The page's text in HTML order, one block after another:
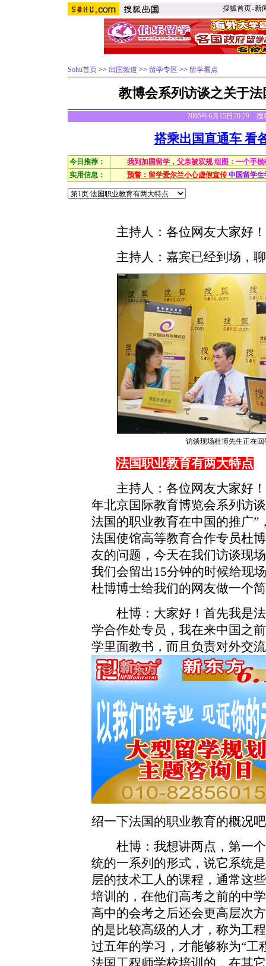
搜狐首页-新
Sohu首页 >> 出国频道 >> 留学专区 >> 留学看点
教博会系列访谈之关于
2005年6月15日20:29 搜
搭乘出国直通车 看
今日推荐： 我到加国留学，父亲被双规 组图：一个手
实用信息：
预警：留学爱尔兰小心虚假宣传 中国留学
主持人：各位网友大家好！
主持人：嘉宾已经到场，聊
访谈现场杜博先生正在
法国职业教育有两大特点
主持人：各位网友大家好！
年北京国际教育博览会系列访
法国的职业教育在中国的推广”
法国使馆高等教育合作专员杜
友的问题，今天在我们访谈现
我们会留出15分钟的时候给现
杜博博士给我们的网友做一个
杜博：大家好！首先我是法
学合作处专员，我在来中国之
学里面教书，而且负责对外交
绍一下法国的职业教育的概况
杜博：我想讲两点，第一个
统的一系列的形式，说它系统
层的技术工人的课程，通常这
培训的，在他们高考之前的中
高中的会考之后还会更高层次
的是比较高级的人才，称为工
过五年的学习，才能够称为“工
法国工程师学校培训的，在其